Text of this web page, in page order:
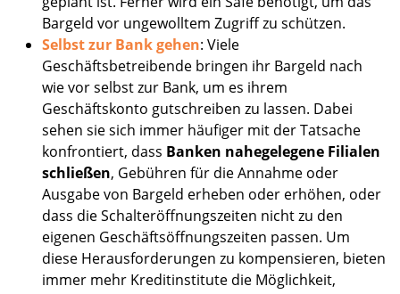
Bargeld vor ungewolltem Zugriff zu schützen.
Selbst zur Bank gehen: Viele
Geschäftsbetreibende bringen ihr Bargeld nach
wie vor selbst zur Bank, um es ihrem
Geschäftskonto gutschreiben zu lassen. Dabei
sehen sie sich immer häufiger mit der Tatsache
konfrontiert, dass Banken nahegelegene Filialen
schließen, Gebühren für die Annahme oder
Ausgabe von Bargeld erheben oder erhöhen, oder
dass die Schalteröffnungszeiten nicht zu den
eigenen Geschäftsöffnungszeiten passen. Um
diese Herausforderungen zu kompensieren, bieten
immer mehr Kreditinstitute die Möglichkeit,